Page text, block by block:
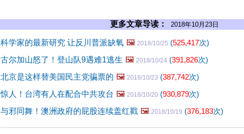
更多文章导读： 2018年10月23日
科学家的最新研究 让反川普派缺氧 🖼️ 2018/10/25 (525,417次)
古尔加山怒了！登山队9遇难1逃生 🖼️ 2018/10/24 (391,826次)
北京是这样替美国民主党骗票的 🖼️ 2018/10/23 (387,742次)
惊人！台湾有人在配合中共攻台 🖼️ 2018/10/20 (930,879次)
与邪同舞！澳洲政府的屁股连续盖红戳 🖼️ 2018/10/19 (376,183次)